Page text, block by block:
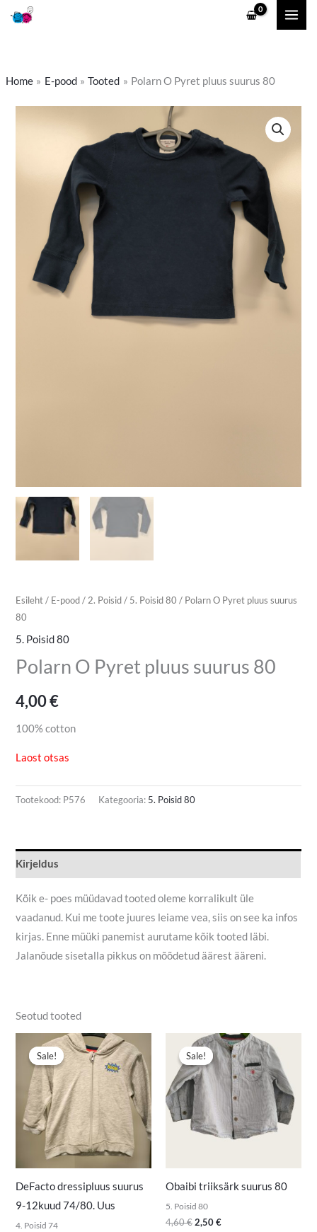
Skip
Home E-pood Tooted Polarn O Pyret pluus suurus 80
Esileht/ E-pood/ 2. Poisid/ 5. Poisid 80 / Polarn O Pyret pluus suurus
80
5. Poisid 80
Polarn O Pyret pluus suurus 80
4,00€
100% cotton
Laost otsas
Tootekood: P576 Kategooria: 5. Poisid 80
Kirjeldus
Kõik e- poes müüdavad tooted oleme korralikult üle
vaadanud. Kui me toote juures leiame vea, siis on see ka infos
kirjas. Enne müüki panemist aurutame kõik tooted läbi.
Jalanõude sisetalla pikkus on mõõdetud äärest ääreni.
Seotud tooted
Sale!
Sale!
DeFacto dressipluus suurus
9-12kuud 74/80. Uus
4. Poisid 74
Algne
hind
oli:
5,00 €.
Praegune
hind
on:
3,50 €.
Sale!
Sale!
Obaibi triiksärk suurus 80
5. Poisid 80
4,60€
Algne
hind
oli:
4,60 €.
2,50€
Praegune
hind
on:
2,50 €.